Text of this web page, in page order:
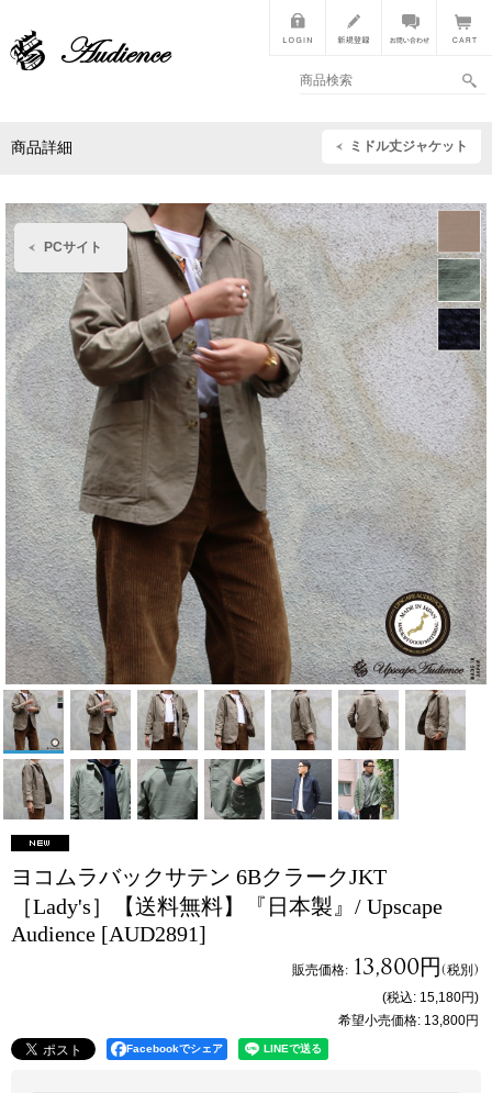
PCサイト
商品詳細 ミドル丈ジャケット
ヨコムラバックサテン 6BクラークJKT
［Lady's］【送料無料】『日本製』/ Upscape
Audience [AUD2891]
販売価格: 13,800円(税別)
(税込: 15,180円)
希望小売価格: 13,800円
Facebookでシェア